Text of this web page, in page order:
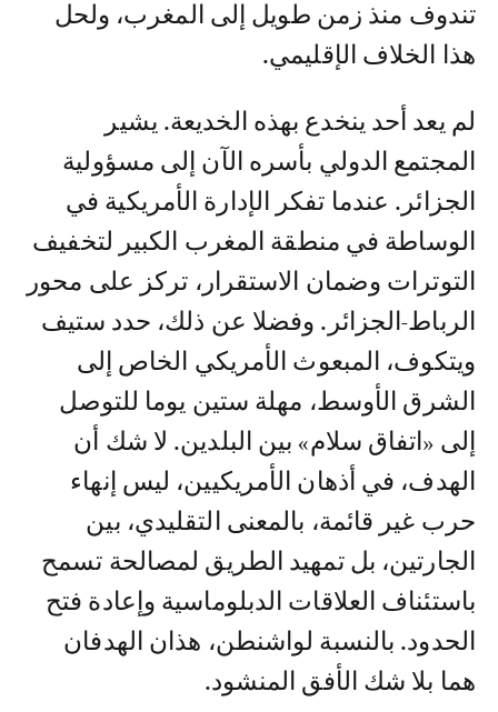
تندوف منذ زمن طويل إلى المغرب، ولحل
هذا الخلاف الإقليمي.
لم يعد أحد ينخدع بهذه الخديعة. يشير
المجتمع الدولي بأسره الآن إلى مسؤولية
الجزائر. عندما تفكر الإدارة الأمريكية في
الوساطة في منطقة المغرب الكبير لتخفيف
التوترات وضمان الاستقرار، تركز على محور
الرباط-الجزائر. وفضلا عن ذلك، حدد ستيف
ويتكوف، المبعوث الأمريكي الخاص إلى
الشرق الأوسط، مهلة ستين يوما للتوصل
إلى «اتفاق سلام» بين البلدين. لا شك أن
الهدف، في أذهان الأمريكيين، ليس إنهاء
حرب غير قائمة، بالمعنى التقليدي، بين
الجارتين، بل تمهيد الطريق لمصالحة تسمح
باستئناف العلاقات الدبلوماسية وإعادة فتح
الحدود. بالنسبة لواشنطن، هذان الهدفان
هما بلا شك الأفق المنشود.